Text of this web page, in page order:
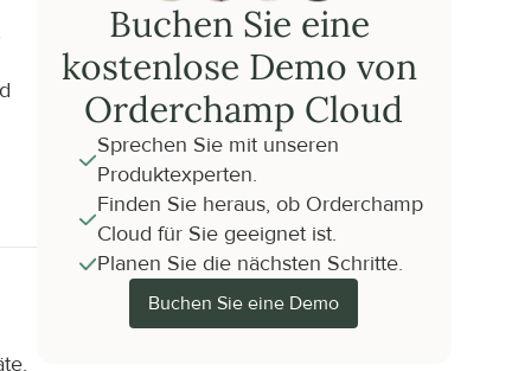
Buchen Sie eine
kostenlose Demo von
Orderchamp Cloud
Sprechen Sie mit unseren
Produktexperten.
Finden Sie heraus, ob Orderchamp
Cloud für Sie geeignet ist.
Planen Sie die nächsten Schritte.
Buchen Sie eine Demo